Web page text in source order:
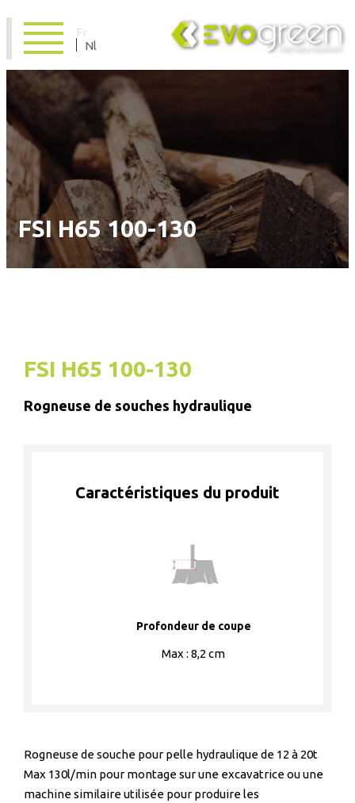
Fr
Nl
FSI H65 100-130
FSI H65 100-130
Rogneuse de souches hydraulique
Caractéristiques du produit
Profondeur de coupe
Max : 8,2 cm
Rogneuse de souche pour pelle hydraulique de 12 à 20t
Max 130l/min pour montage sur une excavatrice ou une
machine similaire utilisée pour produire les